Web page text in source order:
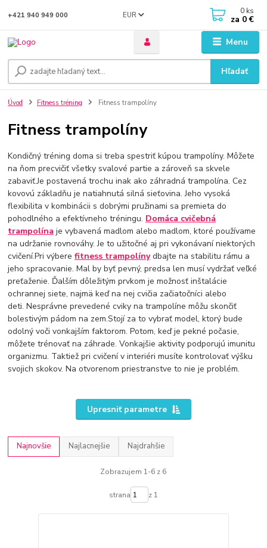
Menu
EUR
Hľadať
+421 940 949 000 0 ks
za 0 €
Úvod Fitness tréning Fitness trampolíny
Fitness trampolíny
Kondičný tréning doma si treba spestriť kúpou trampolíny. Môžete
na ňom precvičiť všetky svalové partie a zároveň sa skvele
zabaviť.Je postavená trochu inak ako záhradná trampolína. Cez
kovovú základňu je natiahnutá silná sieťovina. Jeho vysoká
flexibilita v kombinácii s dobrými pružinami sa premieta do
pohodlného a efektívneho tréningu. Domáca cvičebná
trampolína je vybavená madlom alebo madlom, ktoré používame
na udržanie rovnováhy. Je to užitočné aj pri vykonávaní niektorých
cvičení.Pri výberefitness trampolínydbajte na stabilitu rámu a
jeho spracovanie. Mal by byť pevný, predsa len musí vydržať veľké
preťaženie. Ďalším dôležitým prvkom je možnosť inštalácie
ochrannej siete, najmä keď na nej cvičia začiatočníci alebo
deti. Nesprávne prevedené cviky na trampolíne môžu skončiť
bolestivým pádom na zem.Stojí za to vybrať model, ktorý bude
odolný voči vonkajším faktorom. Potom, keď je pekné počasie,
môžete trénovať na záhrade. Vonkajšie aktivity podporujú imunitu
organizmu. Taktiež pri cvičení v interiéri musíte kontrolovať výšku
svojich skokov. Na otvorenom priestranstve to nie je problém.
Upresniť parametre
Najnovšie Najlacnejšie Najdrahšie
Zobrazujem 1-6 z 6
strana z 1